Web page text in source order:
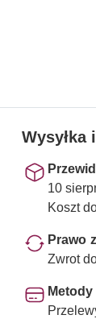
Wysyłka
10
Koszt
Prawo
Zwrot
Metody